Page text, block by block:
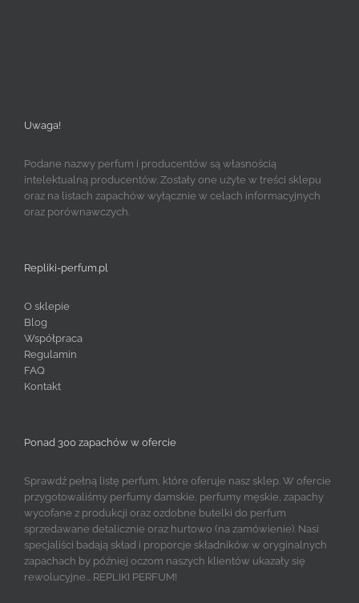
Uwaga!
Podane nazwy perfum i producentów są własnością
intelektualną producentów. Zostały one użyte w treści sklepu
oraz na listach zapachów wyłącznie w celach informacyjnych
oraz porównawczych.
Repliki-perfum.pl
O sklepie
Blog
Współpraca
Regulamin
FAQ
Kontakt
Ponad 300 zapachów w ofercie
Sprawdź pełną listę perfum, które oferuje nasz sklep. W ofercie
przygotowaliśmy perfumy damskie, perfumy męskie, zapachy
wycofane z produkcji oraz ozdobne butelki do perfum
sprzedawane detalicznie oraz hurtowo (na zamówienie). Nasi
specjaliści badają skład i proporcje składników w oryginalnych
zapachach by później oczom naszych klientów ukazały się
rewolucyjne... REPLIKI PERFUM!